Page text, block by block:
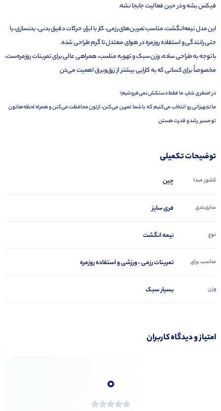
فیکس بشه و در حین فعالیت جابجا نشه.
این مدل نیمه‌انگشت، مناسب تمرین‌های رزمی، کار با ابزار، حرکات دقیق بدنی، بدنسازی، یا
حتی رانندگی و استفاده روزمره در هوای معتدل تا گرم طراحی شده.
با توجه به طراحی ساده، وزن سبک و تهویه مناسب، همراهی عالی برای تمرینات روزمره‌ست،
مخصوصاً برای کسانی که به کارایی بیشتر از زرق‌وبرق اهمیت می‌دن
در اصغری شاپ ما فقط دستکش نمی‌فروشیم؛
ما تجهیزاتی رو انتخاب می‌کنیم که با شما تمرین می‌کنن، ازتون محافظت می‌کنن و همراه لحظه‌هاتون
تو مسیر رشد و قدرت هستن
توضیحات تکمیلی
کشور مبدا چین
سایزبندی فری سایز
نوع نیمه انگشت
مناسب برای تمرینات رزمی ، ورزشی و استفاده روزمره
وزن بسیار سبک
امتیاز و دیدگاه کاربران
0